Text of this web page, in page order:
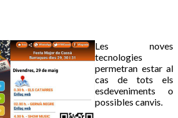
Les noves
tecnologies
permetran estar al
cas de tots els
esdeveniments o
possibles canvis.